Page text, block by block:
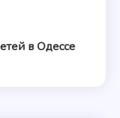
в Одессе